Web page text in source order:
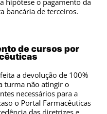
bancária de terceiros.
de cursos por
a devolução de 100%
turma não atingir o
necessários para a
o Portal Farmacêuticas
das diretrizes e